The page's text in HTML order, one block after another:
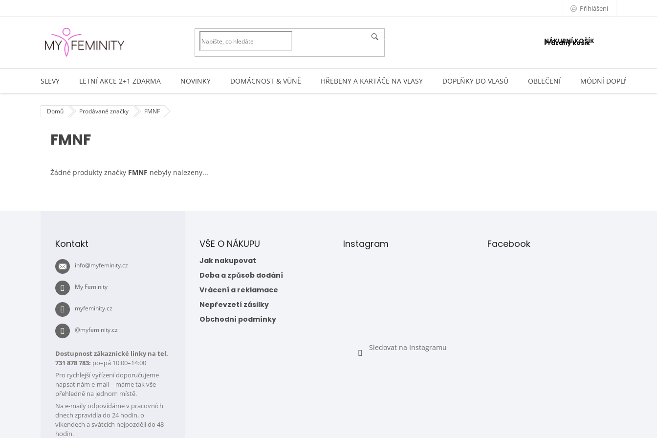
Přihlášení
HLEDAT NÁKUPNÍ KOŠÍK
Prázdný košík
SLEVY LETNÍ AKCE 2+1 ZDARMA NOVINKY DOMÁCNOST & VŮNĚ HŘEBENY A KARTÁČE NA VLASY DOPLŇKY DO VLASŮ OBLEČENÍ MÓDNÍ DOPLŇKY
Domů Prodávané značky FMNF
FMNF
Žádné produkty značky FMNF nebyly nalezeny...
Kontakt
info@myfeminity.cz
My Feminity
myfeminity.cz
@myfeminity.cz
Dostupnost zákaznické linky na tel.
731 878 783: po–pá 10:00–14:00
Pro rychlejší vyřízení doporučujeme
napsat nám e-mail – máme tak vše
přehledně na jednom místě.
Na e-maily odpovídáme v pracovních
dnech zpravidla do 24 hodin, o
víkendech a svátcích nejpozději do 48
hodin.
VŠE O NÁKUPU
Jak nakupovat
Doba a způsob dodání
Vrácení a reklamace
Nepřevzetí zásilky
Obchodní podmínky
Instagram
Sledovat na Instagramu
Facebook